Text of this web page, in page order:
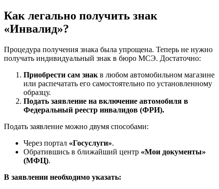
Как легально получить знак
«Инвалид»?
Процедура получения знака была упрощена. Теперь не нужно
получать индивидуальный знак в бюро МСЭ. Достаточно:
Приобрести сам знак в любом автомобильном магазине
или распечатать его самостоятельно по установленному
образцу.
Подать заявление на включение автомобиля в
Федеральный реестр инвалидов (ФРИ).
Подать заявление можно двумя способами:
Через портал «Госуслуги».
Обратившись в ближайший центр «Мои документы»
(МФЦ).
В заявлении необходимо указать: